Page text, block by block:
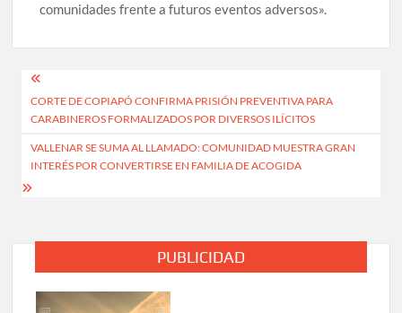
comunidades frente a futuros eventos adversos».
Navegación
de
entradas
CORTE DE COPIAPÓ CONFIRMA PRISIÓN PREVENTIVA PARA
CARABINEROS FORMALIZADOS POR DIVERSOS ILÍCITOS
VALLENAR SE SUMA AL LLAMADO: COMUNIDAD MUESTRA GRAN
INTERÉS POR CONVERTIRSE EN FAMILIA DE ACOGIDA
PUBLICIDAD